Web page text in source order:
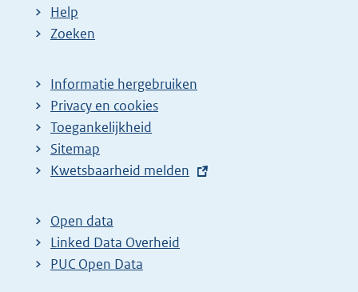
Help
Zoeken
Informatie hergebruiken
Privacy en cookies
Toegankelijkheid
Sitemap
E
t
e
r
Kwetsbaarheid melden
Open data
Linked Data Overheid
PUC Open Data